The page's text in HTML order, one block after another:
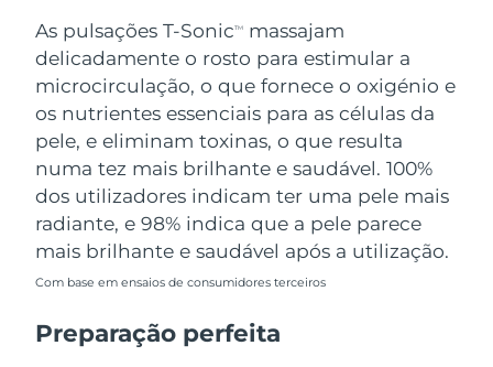
As pulsações T-SonicTM
massajam
delicadamente o rosto para estimular a
microcirculação, o que fornece o oxigénio e
os nutrientes essenciais para as células da
pele, e eliminam toxinas, o que resulta
numa tez mais brilhante e saudável. 100%
dos utilizadores indicam ter uma pele mais
radiante, e 98% indica que a pele parece
mais brilhante e saudável após a utilização.
Com base em ensaios de consumidores terceiros
Preparação perfeita